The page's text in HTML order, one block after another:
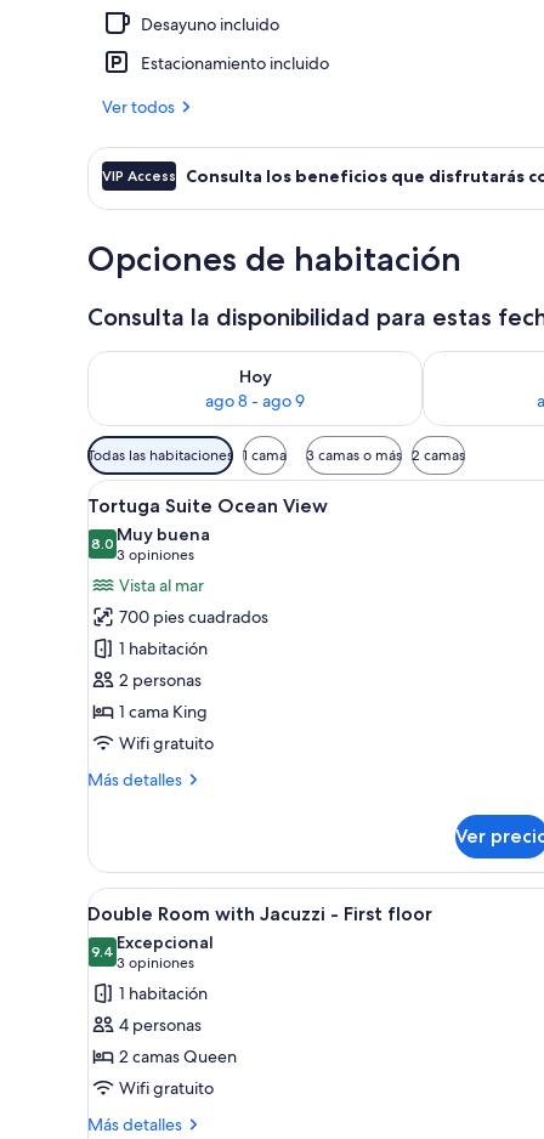
Desayuno incluido
Estacionamiento incluido
Ver todos
VIP Access Consulta los beneficios que disfrutarás
Opciones de habitación
Consulta la disponibilidad para estas
Hoy
ago 8 - ago 9
Consulta la disponibilidad para hoy ago 8 - ago 9
Consulta la
Filtros
disponibles
para
las
habitaciones
Todas las habitaciones 1 cama 3 camas o más 2 camas
Abrir
todas
las
fotos
de
Tortuga
Suite
Ocean
View
Tortuga Suite Ocean View |
6
Tortuga Suite Ocean View
8.08.0 de 10
Muy buena
3 opiniones
(3
opiniones)
Vista al mar
700 pies cuadrados
1 habitación
2 personas
1 cama King
Wifi gratuito
Más detalles
Más
Suite
Ocean
View
Ver
Abrir
todas
las
fotos
de
Double
Room
with
Jacuzzi
Habitación de hotel con dos
5
Double Room with Jacuzzi - First floor
9.49.4 de 10
Excepcional
3 opiniones
(3
opiniones)
1 habitación
4 personas
2 camas Queen
Wifi gratuito
Más detalles
Más